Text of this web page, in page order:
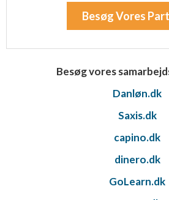
Besøg Vores
Besøg vores
Danløn.dk
Saxis.dk
capino.dk
dinero.dk
GoLearn.dk